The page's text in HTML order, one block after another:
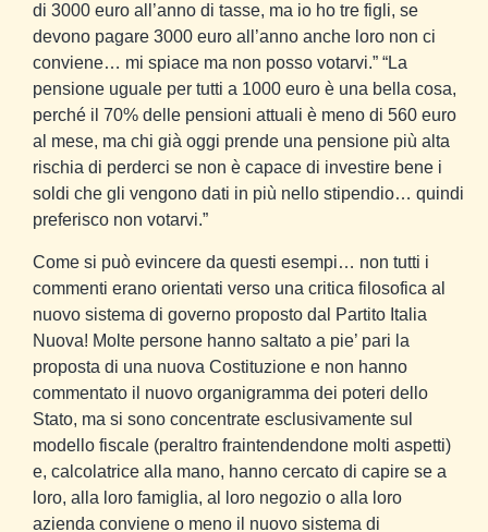
di 3000 euro all’anno di tasse, ma io ho tre figli, se
devono pagare 3000 euro all’anno anche loro non ci
conviene… mi spiace ma non posso votarvi.” “La
pensione uguale per tutti a 1000 euro è una bella cosa,
perché il 70% delle pensioni attuali è meno di 560 euro
al mese, ma chi già oggi prende una pensione più alta
rischia di perderci se non è capace di investire bene i
soldi che gli vengono dati in più nello stipendio… quindi
preferisco non votarvi.”
Come si può evincere da questi esempi… non tutti i
commenti erano orientati verso una critica filosofica al
nuovo sistema di governo proposto dal Partito Italia
Nuova! Molte persone hanno saltato a pie’ pari la
proposta di una nuova Costituzione e non hanno
commentato il nuovo organigramma dei poteri dello
Stato, ma si sono concentrate esclusivamente sul
modello fiscale (peraltro fraintendendone molti aspetti)
e, calcolatrice alla mano, hanno cercato di capire se a
loro, alla loro famiglia, al loro negozio o alla loro
azienda conviene o meno il nuovo sistema di